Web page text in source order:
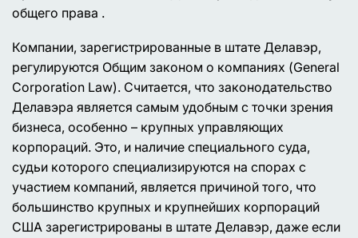
общего права .
Компании, зарегистрированные в штате Делавэр,
регулируются Общим законом о компаниях (General
Corporation Law). Считается, что законодательство
Делавэра является самым удобным с точки зрения
бизнеса, особенно – крупных управляющих
корпораций. Это, и наличие специального суда,
судьи которого специализируются на спорах с
участием компаний, является причиной того, что
большинство крупных и крупнейших корпораций
США зарегистрированы в штате Делавэр, даже если